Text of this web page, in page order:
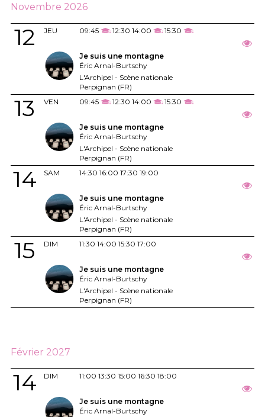
Novembre 2026
JEU
12 09:45 12:30 14:00 15:30
Je suis une montagne
Éric Arnal-Burtschy
L'Archipel - Scène nationale
Perpignan (FR)
VEN
13 09:45 12:30 14:00 15:30
Je suis une montagne
Éric Arnal-Burtschy
L'Archipel - Scène nationale
Perpignan (FR)
SAM
14 14:30 16:00 17:30 19:00
Je suis une montagne
Éric Arnal-Burtschy
L'Archipel - Scène nationale
Perpignan (FR)
DIM
15 11:30 14:00 15:30 17:00
Je suis une montagne
Éric Arnal-Burtschy
L'Archipel - Scène nationale
Perpignan (FR)
Février 2027
DIM
14 11:00 13:30 15:00 16:30 18:00
Je suis une montagne
Éric Arnal-Burtschy